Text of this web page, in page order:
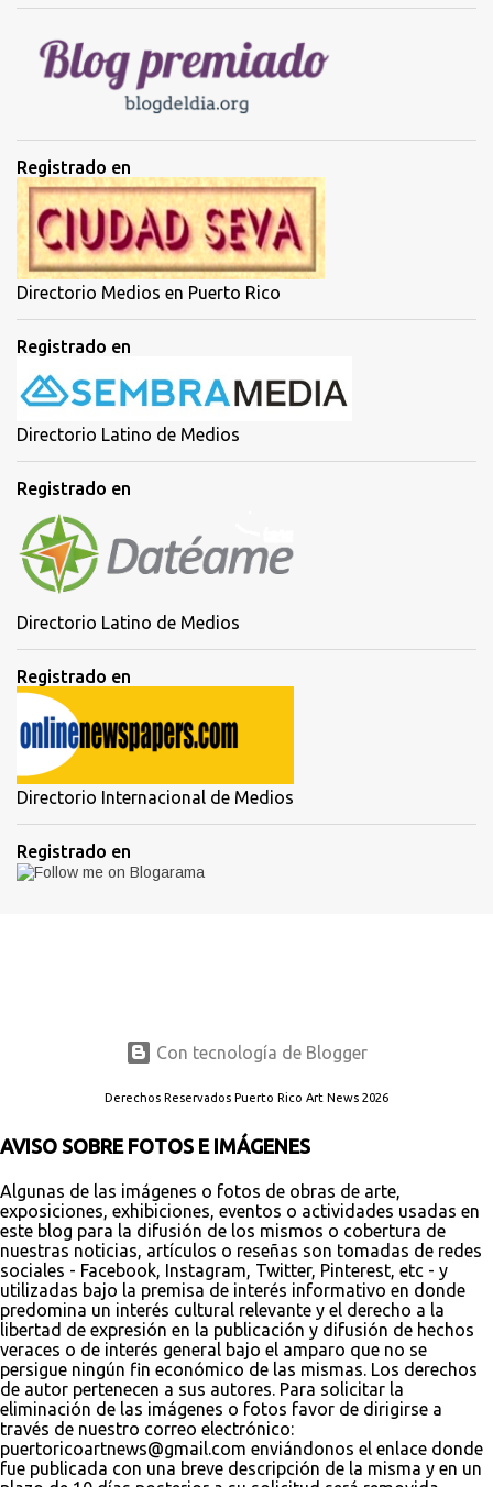
o
s
Registrado en
Directorio Medios en Puerto Rico
Registrado en
Directorio Latino de Medios
Registrado en
Directorio Latino de Medios
Registrado en
Directorio Internacional de Medios
Registrado en
Con tecnología de Blogger
Derechos Reservados Puerto Rico Art News 2026
AVISO SOBRE FOTOS E IMÁGENES
Algunas de las imágenes o fotos de obras de arte,
exposiciones, exhibiciones, eventos o actividades usadas en
este blog para la difusión de los mismos o cobertura de
nuestras noticias, artículos o reseñas son tomadas de redes
sociales - Facebook, Instagram, Twitter, Pinterest, etc - y
utilizadas bajo la premisa de interés informativo en donde
predomina un interés cultural relevante y el derecho a la
libertad de expresión en la publicación y difusión de hechos
veraces o de interés general bajo el amparo que no se
persigue ningún fin económico de las mismas. Los derechos
de autor pertenecen a sus autores. Para solicitar la
eliminación de las imágenes o fotos favor de dirigirse a
través de nuestro correo electrónico:
puertoricoartnews@gmail.com enviándonos el enlace donde
fue publicada con una breve descripción de la misma y en un